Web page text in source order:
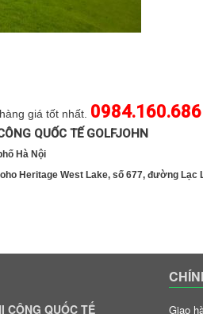
giá tốt nhất.
CÔNG QUỐC TẾ
Hà Nội
Heritage West Lake, số 677, đường Lạc
CÔNG QUỐC TẾ Giao